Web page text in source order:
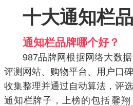
十大通知栏
通知栏品牌哪个好？
987品牌网根据网络大数
评测网站、购物平台、用户口
收集整理并通过自动算法，评
通知栏牌子，上榜的包括馨翔